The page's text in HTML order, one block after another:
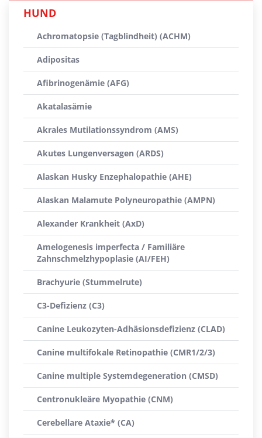
HUND
Achromatopsie (Tagblindheit) (ACHM)
Adipositas
Afibrinogenämie (AFG)
Akatalasämie
Akrales Mutilationssyndrom (AMS)
Akutes Lungenversagen (ARDS)
Alaskan Husky Enzephalopathie (AHE)
Alaskan Malamute Polyneuropathie (AMPN)
Alexander Krankheit (AxD)
Amelogenesis imperfecta / Familiäre
Zahnschmelzhypoplasie (AI/FEH)
Brachyurie (Stummelrute)
C3-Defizienz (C3)
Canine Leukozyten-Adhäsionsdefizienz (CLAD)
Canine multifokale Retinopathie (CMR1/2/3)
Canine multiple Systemdegeneration (CMSD)
Centronukleäre Myopathie (CNM)
Cerebellare Ataxie* (CA)